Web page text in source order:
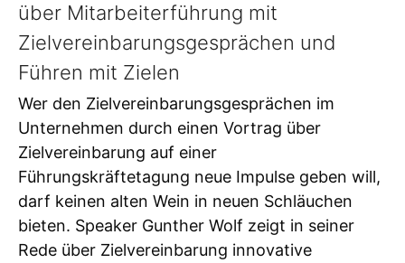
über Mitarbeiterführung mit
Zielvereinbarungsgesprächen und
Führen mit Zielen
Wer den Zielvereinbarungsgesprächen im
Unternehmen durch einen Vortrag über
Zielvereinbarung auf einer
Führungskräftetagung neue Impulse geben will,
darf keinen alten Wein in neuen Schläuchen
bieten. Speaker Gunther Wolf zeigt in seiner
Rede über Zielvereinbarung innovative